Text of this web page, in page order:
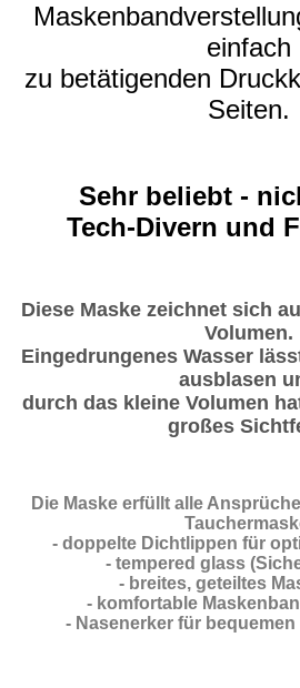
einfach
zu betätigenden
Seiten.
Sehr beliebt -
Tech-Divern und
Diese Maske zeichnet sich
Volumen.
Eingedrungenes Wasser
ausblasen
durch das kleine Volumen
großes
Die Maske erfüllt alle
- doppelte Dichtlippen für
- tempered glass
- breites, geteiltes
- komfortable
- Nasenerker für